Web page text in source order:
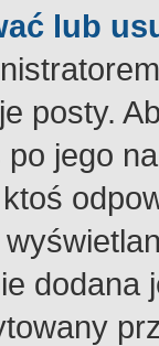
lub
posty.
jego
dodana